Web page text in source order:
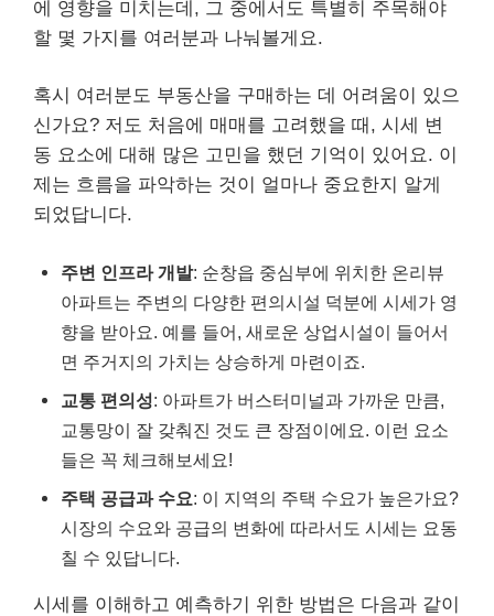
에 영향을 미치는데, 그 중에서도 특별히 주목해야
할 몇 가지를 여러분과 나눠볼게요.
혹시 여러분도 부동산을 구매하는 데 어려움이 있으
신가요? 저도 처음에 매매를 고려했을 때, 시세 변
동 요소에 대해 많은 고민을 했던 기억이 있어요. 이
제는 흐름을 파악하는 것이 얼마나 중요한지 알게
되었답니다.
주변 인프라 개발: 순창읍 중심부에 위치한 온리뷰
아파트는 주변의 다양한 편의시설 덕분에 시세가 영
향을 받아요. 예를 들어, 새로운 상업시설이 들어서
면 주거지의 가치는 상승하게 마련이죠.
교통 편의성: 아파트가 버스터미널과 가까운 만큼,
교통망이 잘 갖춰진 것도 큰 장점이에요. 이런 요소
들은 꼭 체크해보세요!
주택 공급과 수요: 이 지역의 주택 수요가 높은가요?
시장의 수요와 공급의 변화에 따라서도 시세는 요동
칠 수 있답니다.
시세를 이해하고 예측하기 위한 방법은 다음과 같이